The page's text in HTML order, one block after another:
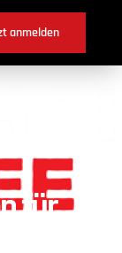
anmelden
für